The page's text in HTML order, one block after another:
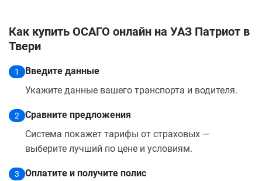
Как купить ОСАГО онлайн на УАЗ Патриот в
Твери
1
Введите данные
Укажите данные вашего транспорта и водителя.
2
Сравните предложения
Система покажет тарифы от страховых —
выберите лучший по цене и условиям.
3
Оплатите и получите полис